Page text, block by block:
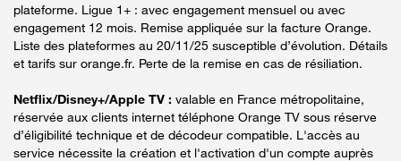
plateforme. Ligue 1+ : avec engagement mensuel ou avec
engagement 12 mois. Remise appliquée sur la facture Orange.
Liste des plateformes au 20/11/25 susceptible d’évolution. Détails
et tarifs sur orange.fr. Perte de la remise en cas de résiliation.
Netflix/Disney+/Apple TV : valable en France métropolitaine,
réservée aux clients internet téléphone Orange TV sous réserve
d’éligibilité technique et de décodeur compatible. L'accès au
service nécessite la création et l'activation d'un compte auprès